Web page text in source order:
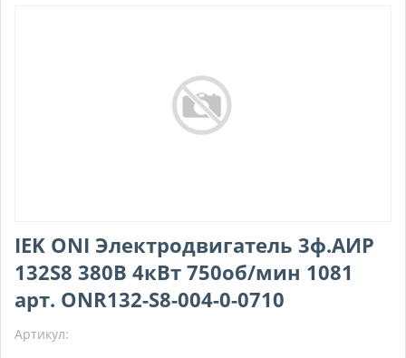
IEK ONI Электродвигатель 3ф.АИР
132S8 380В 4кВт 750об/мин 1081
арт. ONR132-S8-004-0-0710
Артикул: